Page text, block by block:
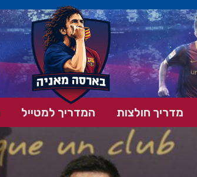
מדריך חולצות המדריך למטייל